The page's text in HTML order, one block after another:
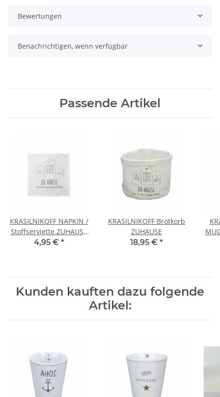
Bewertungen
Benachrichtigen, wenn verfügbar
Passende Artikel
KRASILNIKOFF NAPKIN /
Stoffserviette ZUHAUSE
IST WO DIE LIEBE
4,95 € *
KRASILNIKOFF Brotkorb
ZUHAUSE
18,95 € *
Kunden kauften dazu folgende
Artikel: